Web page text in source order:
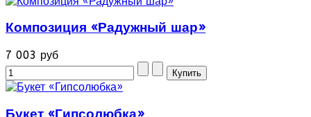
Композиция «Радужный шар»
7 003 руб